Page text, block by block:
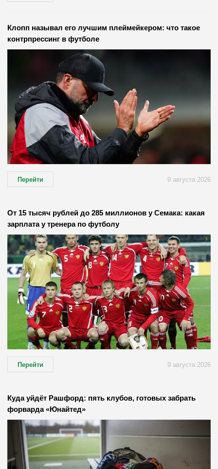
Клопп называл его лучшим плеймейкером: что такое
контрпрессинг в футболе
Перейти 9 августа 2026
От 15 тысяч рублей до 285 миллионов у Семака: какая
зарплата у тренера по футболу
Перейти 9 августа 2026
Куда уйдёт Рашфорд: пять клубов, готовых забрать
форварда «Юнайтед»